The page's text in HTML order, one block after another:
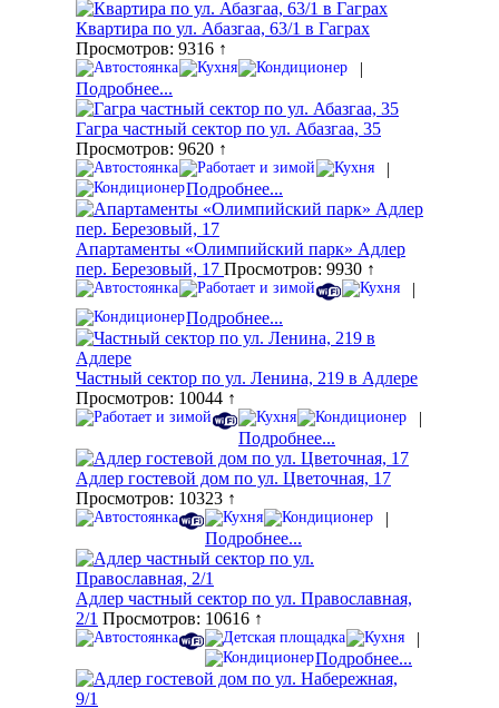
Квартира по ул. Абазгаа, 63/1 в Гаграх
Просмотров: 9316 ↑
|
Подробнее...
Гагра частный сектор по ул. Абазгаа, 35
Просмотров: 9620 ↑
|
Подробнее...
Апартаменты «Олимпийский парк» Адлер
пер. Березовый, 17 Просмотров: 9930 ↑
|
Подробнее...
Частный сектор по ул. Ленина, 219 в Адлере
Просмотров: 10044 ↑
|
Подробнее...
Адлер гостевой дом по ул. Цветочная, 17
Просмотров: 10323 ↑
|
Подробнее...
Адлер частный сектор по ул. Православная,
2/1 Просмотров: 10616 ↑
|
Подробнее...